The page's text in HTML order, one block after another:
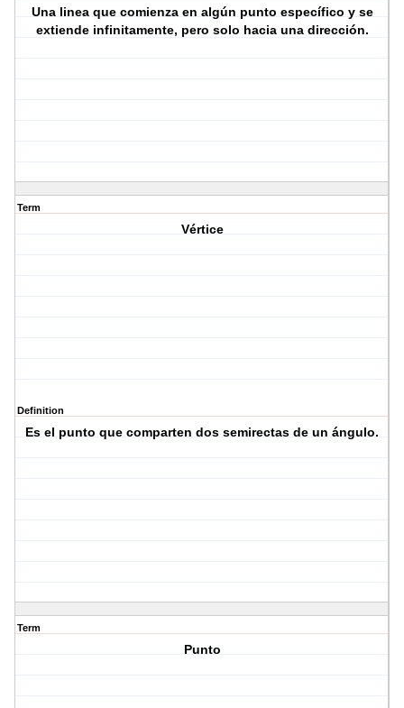
Una linea que comienza en algún punto específico y se
extiende infinitamente, pero solo hacia una dirección.
Term
Vértice
Definition
Es el punto que comparten dos semirectas de un ángulo.
Term
Punto